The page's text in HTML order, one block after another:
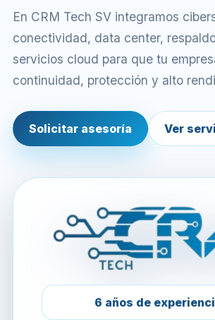
En CRM Tech SV integramos
conectividad, data center,
servicios cloud para que tu
continuidad, protección y alto
Solicitar asesoría Ver
6 años de